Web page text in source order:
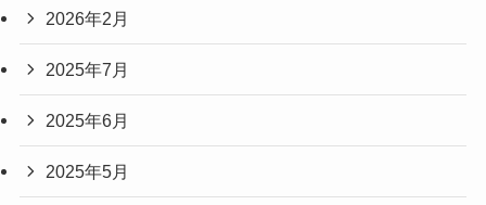
2026年2月
2025年7月
2025年6月
2025年5月